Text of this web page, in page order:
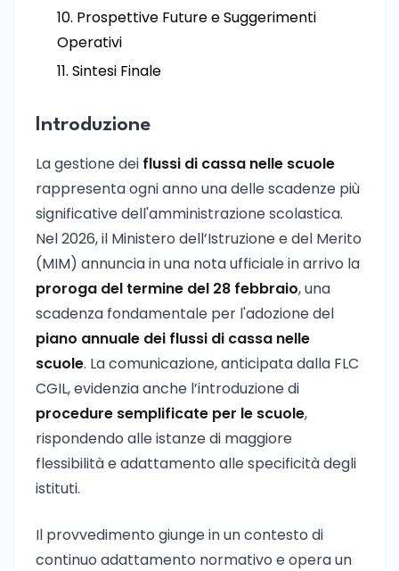
Prospettive Future e Suggerimenti
Operativi
Sintesi Finale
Introduzione
La gestione dei flussi di cassa nelle scuole
rappresenta ogni anno una delle scadenze più
significative dell'amministrazione scolastica.
Nel 2026, il Ministero dell’Istruzione e del Merito
(MIM) annuncia in una nota ufficiale in arrivo la
proroga del termine del 28 febbraio, una
scadenza fondamentale per l'adozione del
piano annuale dei flussi di cassa nelle
scuole. La comunicazione, anticipata dalla FLC
CGIL, evidenzia anche l’introduzione di
procedure semplificate per le scuole,
rispondendo alle istanze di maggiore
flessibilità e adattamento alle specificità degli
istituti.
Il provvedimento giunge in un contesto di
continuo adattamento normativo e opera un